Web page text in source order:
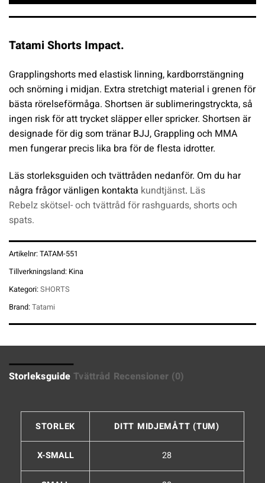
Tatami Shorts Impact.
Grapplingshorts med elastisk linning, kardborrstängning
och snörning i midjan. Extra stretchigt material i grenen för
bästa rörelseförmåga. Shortsen är sublimeringstryckta, så
ingen risk för att trycket släpper eller spricker. Shortsen är
designade för dig som tränar BJJ, Grappling och MMA
men fungerar precis lika bra för de flesta idrotter.
Läs storleksguiden och tvättråden nedanför. Om du har
några frågor vänligen kontakta kundtjänst. Läs
Rebelz skötsel- och tvättråd för rashguards, shorts och
spats.
Artikelnr:TATAM-551
Tillverkningsland: Kina
Kategori:SHORTS
Brand:Tatami
Storleksguide Tvättråd Recensioner (0)
STORLEK DITT MIDJEMÅTT (TUM)
X-SMALL 28